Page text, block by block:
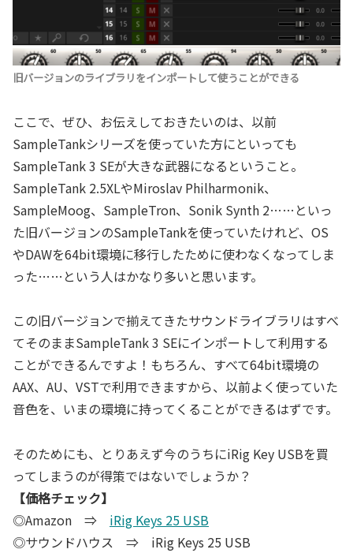
旧バージョンのライブラリをインポートして使うことができる
ここで、ぜひ、お伝えしておきたいのは、以前
SampleTankシリーズを使っていた方にといっても
SampleTank 3 SEが大きな武器になるということ。
SampleTank 2.5XLやMiroslav Philharmonik、
SampleMoog、SampleTron、Sonik Synth 2……といっ
た旧バージョンのSampleTankを使っていたけれど、OS
やDAWを64bit環境に移行したために使わなくなってしま
った……という人はかなり多いと思います。
この旧バージョンで揃えてきたサウンドライブラリはすべ
てそのままSampleTank 3 SEにインポートして利用する
ことができるんですよ！もちろん、すべて64bit環境の
AAX、AU、VSTで利用できますから、以前よく使っていた
音色を、いまの環境に持ってくることができるはずです。
そのためにも、とりあえず今のうちにiRig Key USBを買
ってしまうのが得策ではないでしょうか？
【価格チェック】
◎Amazon ⇒ iRig Keys 25 USB
◎サウンドハウス ⇒ iRig Keys 25 USB